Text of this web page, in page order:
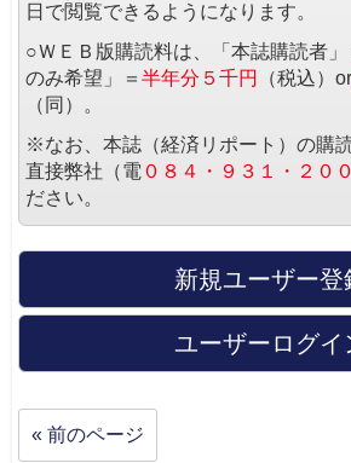
日で閲覧できるようになります。
○ＷＥＢ版購読料は、「本誌購読者」
のみ希望」＝ 半年分５千円 （税込）or
（同）。
※なお、本誌（経済リポート）の購
直接弊社（電 ０８４・９３１・２０
ださい。
新規ユーザー登
ユーザーログイ
« 前のページ